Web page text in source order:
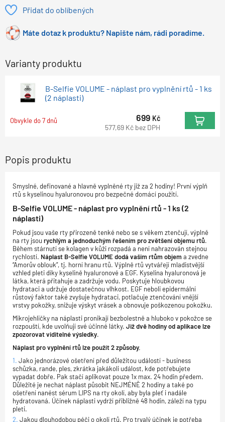
Přidat do oblíbených
Máte dotaz k produktu? Napište nám, rádi poradíme.
Varianty produktu
B-Selfie VOLUME - náplast pro vyplnění rtů - 1 ks
(2 náplasti)
Obvykle do 7 dnů 699 Kč
577,69 Kč bez DPH
Popis produktu
Smyslné, definované a hlavně vyplněné rty již za 2 hodiny! První výplň
rtů s kyselinou hyaluronovou pro bezpečné domácí použití.
B-Selfie VOLUME - náplast pro vyplnění rtů - 1 ks (2
náplasti)
Pokud jsou vaše rty přirozeně tenké nebo se s věkem ztenčují, výplně
na rty jsou rychlým a jednoduchým řešením pro zvětšení objemu rtů.
Během stárnutí se kolagen v kůži rozpadá a není nahrazován stejnou
rychlostí. Náplast B-Selfie VOLUME dodá vašim rtům objem a zvedne
“Amorův oblouk”, tj. horní hranu rtů. Výplně rtů vytvářejí mladistvější
vzhled pleti díky kyselině hyaluronové a EGF. Kyselina hyaluronová je
látka, která přitahuje a zadržuje vodu. Poskytuje hloubkovou
hydrataci a udržuje dostatečnou vlhkost. EGF neboli epidermální
růstový faktor také zvyšuje hydrataci, potlačuje ztenčování vnější
vrstvy pokožky, snižuje výskyt vrásek a obnovuje poškozenou pokožku.
Mikrojehličky na náplasti pronikají bezbolestně a hluboko v pokožce se
rozpouští, kde uvolňují své účinné látky. Již dvě hodiny od aplikace lze
zpozorovat viditelné výsledky.
Náplast pro vyplnění rtů lze použít 2 způsoby.
Jako jednorázové ošetření před důležitou událostí - business
schůzka, rande, ples, zkrátka jakákoli událost, kde potřebujete
vypadat dobře. Pak stačí aplikovat pouze 1x max. 24 hodin předem.
Důležité je nechat náplast působit NEJMÉNĚ 2 hodiny a také po
ošetření nanést sérum LIPS na rty okolí, aby byla pleť i nadále
hydratovaná. Účinek náplasti vydrží přibližně 48 hodin, záleží na typu
pleti.
Jakou dlouhodobou péči o okolí rtů. Pro trvalý účinek je potřeba